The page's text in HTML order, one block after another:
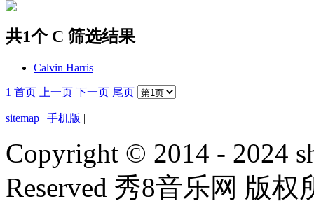
共1个 C 筛选结果
Calvin Harris
1 首页 上一页 下一页 尾页
sitemap | 手机版 |
Copyright © 2014 - 2024
Reserved 秀8音乐网 版权